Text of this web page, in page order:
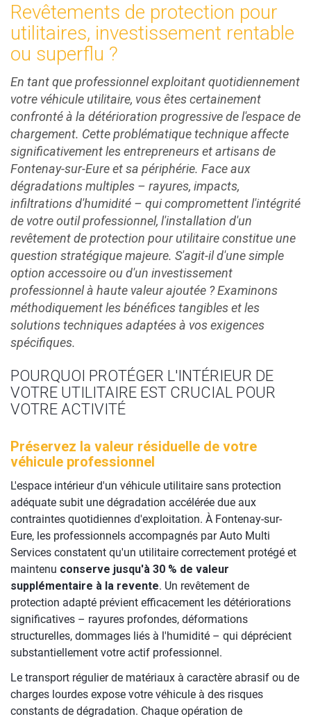
Revêtements de protection pour
utilitaires, investissement rentable
ou superflu ?
En tant que professionnel exploitant quotidiennement
votre véhicule utilitaire, vous êtes certainement
confronté à la détérioration progressive de l'espace de
chargement. Cette problématique technique affecte
significativement les entrepreneurs et artisans de
Fontenay-sur-Eure et sa périphérie. Face aux
dégradations multiples – rayures, impacts,
infiltrations d'humidité – qui compromettent l'intégrité
de votre outil professionnel, l'installation d'un
revêtement de protection pour utilitaire constitue une
question stratégique majeure. S'agit-il d'une simple
option accessoire ou d'un investissement
professionnel à haute valeur ajoutée ? Examinons
méthodiquement les bénéfices tangibles et les
solutions techniques adaptées à vos exigences
spécifiques.
POURQUOI PROTÉGER L'INTÉRIEUR DE
VOTRE UTILITAIRE EST CRUCIAL POUR
VOTRE ACTIVITÉ
Préservez la valeur résiduelle de votre
véhicule professionnel
L'espace intérieur d'un véhicule utilitaire sans protection
adéquate subit une dégradation accélérée due aux
contraintes quotidiennes d'exploitation. À Fontenay-sur-
Eure, les professionnels accompagnés par Auto Multi
Services constatent qu'un utilitaire correctement protégé et
maintenu conserve jusqu'à 30 % de valeur
supplémentaire à la revente. Un revêtement de
protection adapté prévient efficacement les détériorations
significatives – rayures profondes, déformations
structurelles, dommages liés à l'humidité – qui déprécient
substantiellement votre actif professionnel.
Le transport régulier de matériaux à caractère abrasif ou de
charges lourdes expose votre véhicule à des risques
constants de dégradation. Chaque opération de